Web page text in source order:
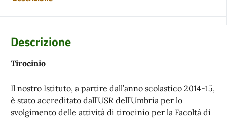
Descrizione
Tirocinio
Il nostro Istituto, a partire dall’anno scolastico 2014-15,
è stato accreditato dall’USR dell’Umbria per lo
svolgimento delle attività di tirocinio per la Facoltà di